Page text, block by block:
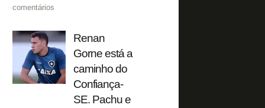
comentários
Renan
Gorne está a
caminho do
Confiança-
SE. Pachu e